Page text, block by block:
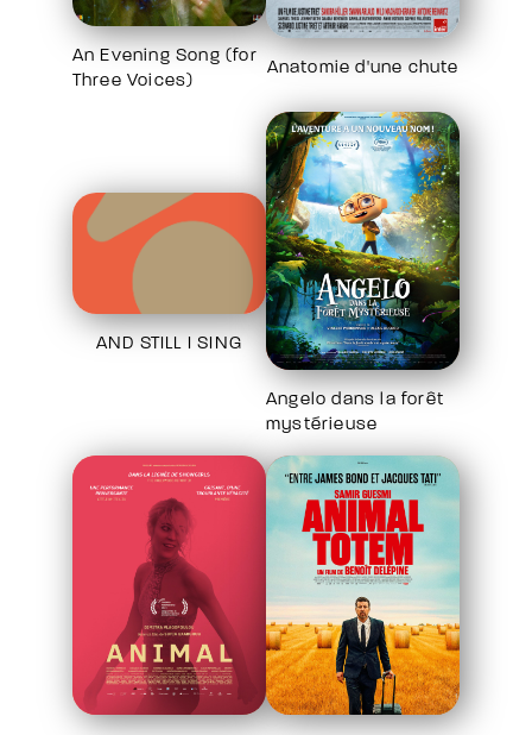
An Evening Song (for
Three Voices)
Anatomie d'une chute
AND STILL I SING
Angelo dans la forêt
mystérieuse